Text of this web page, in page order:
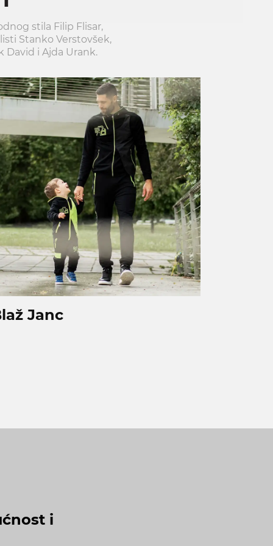
stila Filip Flisar,
Stanko Verstovšek,
David i Ajda Urank.
Janc
i